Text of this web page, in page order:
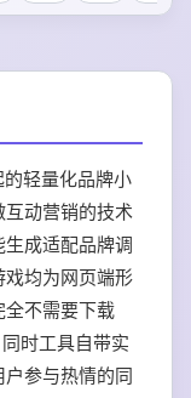
的轻量化品牌小
互动营销的技术
成适配品牌调
戏均为网页端形
全不需要下载
时工具自带实
参与热情的同